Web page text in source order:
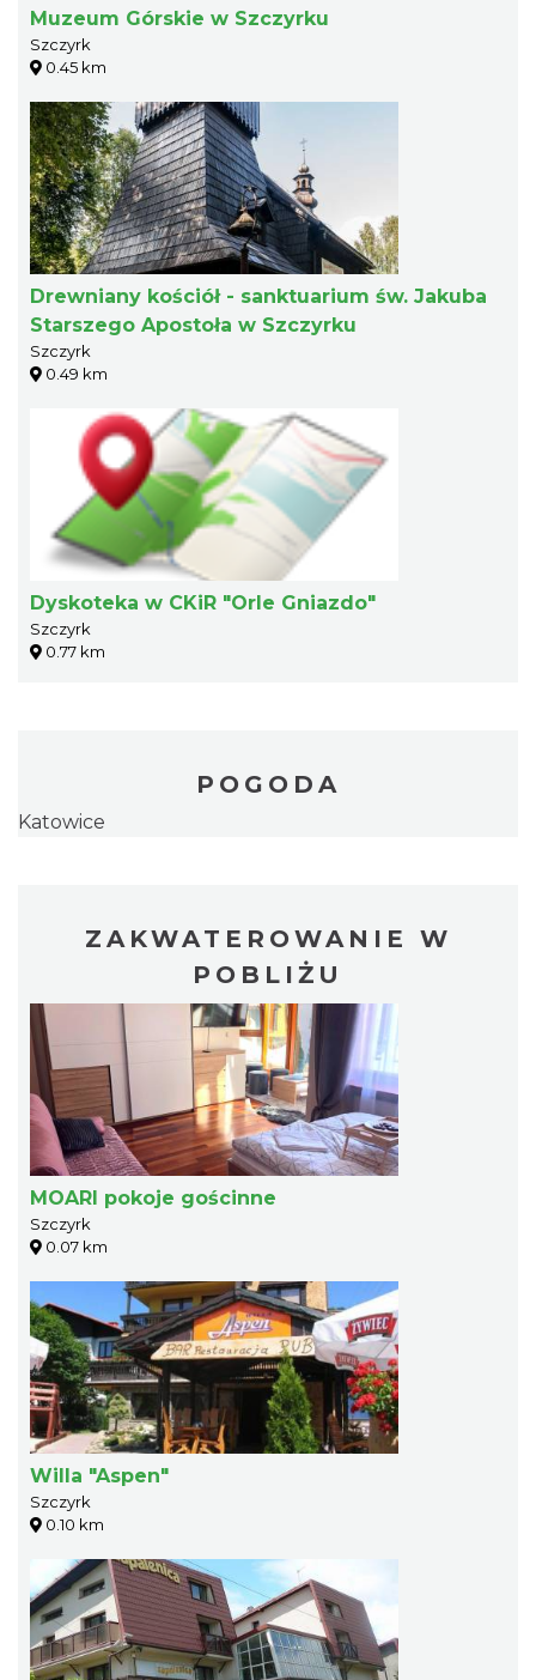
Muzeum Górskie w Szczyrku
Szczyrk
0.45 km
Drewniany kościół - sanktuarium św. Jakuba
Starszego Apostoła w Szczyrku
Szczyrk
0.49 km
Dyskoteka w CKiR "Orle Gniazdo"
Szczyrk
0.77 km
POGODA
Katowice
ZAKWATEROWANIE W
POBLIŻU
MOARI pokoje gościnne
Szczyrk
0.07 km
Willa "Aspen"
Szczyrk
0.10 km